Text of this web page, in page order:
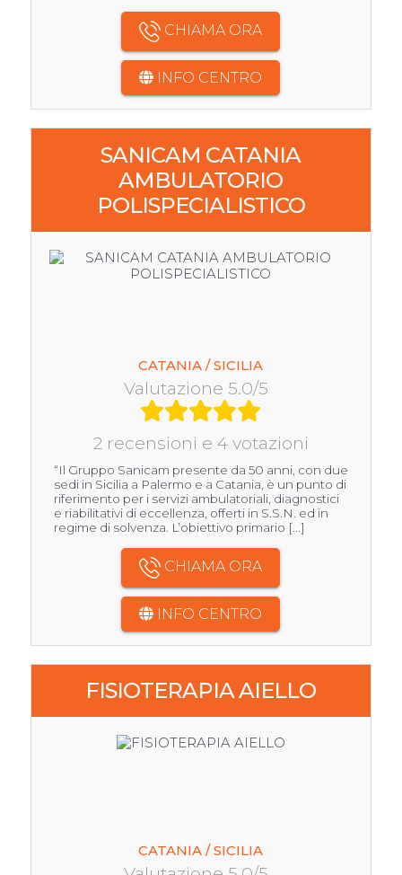
CHIAMA ORA
INFO CENTRO
SANICAM CATANIA
AMBULATORIO
POLISPECIALISTICO
CATANIA / SICILIA
Valutazione 5.0/5
2 recensioni e 4 votazioni
“Il Gruppo Sanicam presente da 50 anni, con due
sedi in Sicilia a Palermo e a Catania, è un punto di
riferimento per i servizi ambulatoriali, diagnostici
e riabilitativi di eccellenza, offerti in S.S.N. ed in
regime di solvenza. L’obiettivo primario [...]
CHIAMA ORA
INFO CENTRO
FISIOTERAPIA AIELLO
CATANIA / SICILIA